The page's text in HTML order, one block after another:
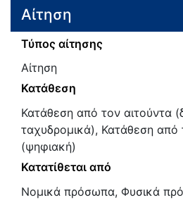
Αίτηση
Τύπος αίτησης
Αίτηση
Κατάθεση
Κατάθεση από τον αιτούντα
ταχυδρομικά), Κατάθεση από
(ψηφιακή)
Κατατίθεται από
Νομικά πρόσωπα, Φυσικά